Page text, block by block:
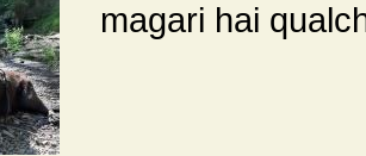
magari hai